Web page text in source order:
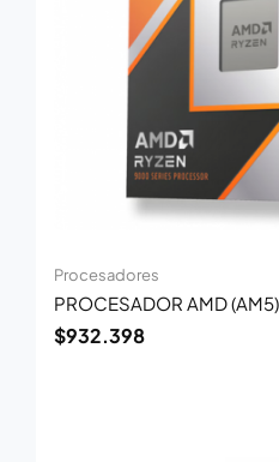
Procesadores
PROCESADOR AMD
$932.398